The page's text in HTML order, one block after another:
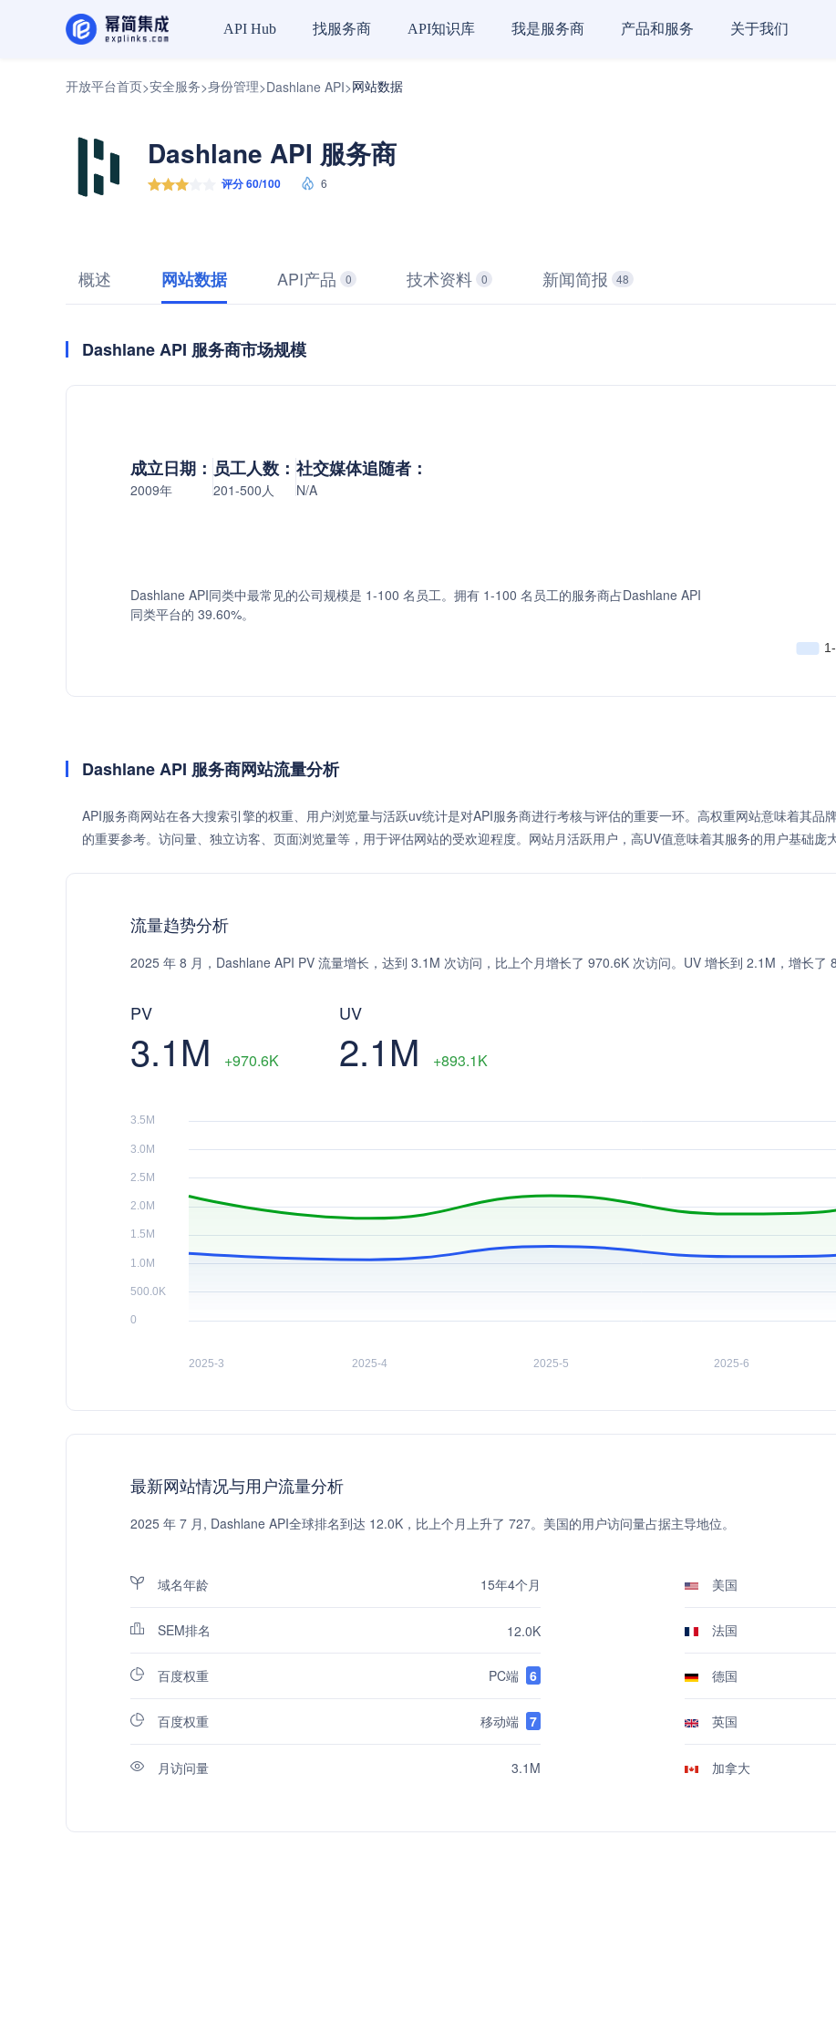
API Hub 找服务商 API知识库 我是服务商 产品和服务 关于我们
开放平台首页>安全服务>身份管理>Dashlane API>网站数据
Dashlane API 服务商
评分 60/100 6
概述 网站数据 API产品 0 技术资料 0 新闻简报 48
Dashlane API 服务商市场规模
成立日期：
2009年
员工人数：
201-500人
社交媒体追随者：
N/A
Dashlane API同类中最常见的公司规模是 1-100 名员工。拥有 1-100 名员工的服务商占Dashlane API
同类平台的 39.60%。
Dashlane API 服务商网站流量分析
API服务商网站在各大搜索引擎的权重、用户浏览量与活跃uv统计是对API服务商进行考核与评估的重要一环。高权重网站意味着其品
的重要参考。访问量、独立访客、页面浏览量等，用于评估网站的受欢迎程度。网站月活跃用户，高UV值意味着其服务的用户基础庞
流量趋势分析
2025 年 8 月，Dashlane API PV 流量增长，达到 3.1M 次访问，比上个月增长了 970.6K 次访问。UV 增长到 2.1M，增长了
PV
3.1M +970.6K
UV
2.1M +893.1K
最新网站情况与用户流量分析
2025 年 7 月, Dashlane API全球排名到达 12.0K，比上个月上升了 727。美国的用户访问量占据主导地位。
域名年龄 15年4个月
SEM排名 12.0K
百度权重 PC端 6
百度权重 移动端 7
月访问量 3.1M
美国
法国
德国
英国
加拿大